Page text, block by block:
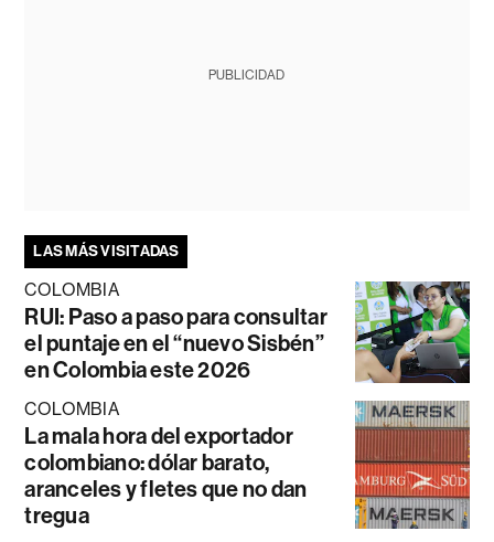
PUBLICIDAD
LAS MÁS VISITADAS
COLOMBIA
RUI: Paso a paso para consultar
el puntaje en el “nuevo Sisbén”
en Colombia este 2026
COLOMBIA
La mala hora del exportador
colombiano: dólar barato,
aranceles y fletes que no dan
tregua